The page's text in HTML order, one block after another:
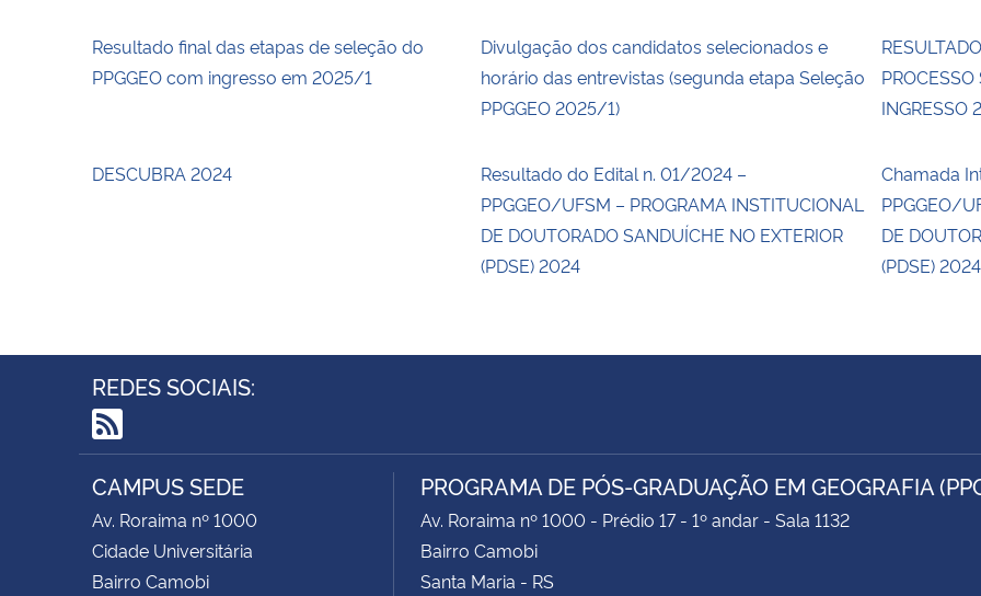
Resultado final das etapas de seleção do
PPGGEO com ingresso em 2025/1
Divulgação dos candidatos selecionados e
horário das entrevistas (segunda etapa Seleção
PPGGEO 2025/1)
INGRESSO
DESCUBRA 2024
Resultado do Edital n. 01/2024 –
PPGGEO/UFSM – PROGRAMA INSTITUCIONAL
DE DOUTORADO SANDUÍCHE NO EXTERIOR
(PDSE) 2024
Chamada
PPGGEO/
DE
(PDSE) 2024
REDES SOCIAIS:
RSS
CAMPUS SEDE
Av. Roraima nº 1000
Cidade Universitária
Bairro Camobi
PROGRAMA DE PÓS-GRADUAÇÃO EM GEOGRAFIA
Av. Roraima nº 1000 - Prédio 17 - 1º andar - Sala 1132
Bairro Camobi
Santa Maria - RS